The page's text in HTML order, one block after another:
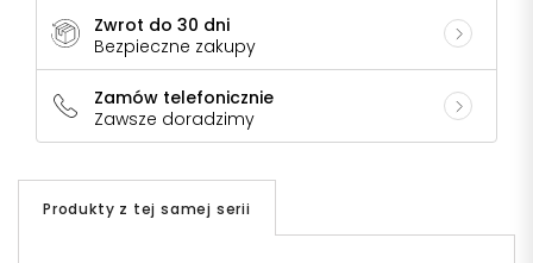
Zwrot do 30 dni
Bezpieczne zakupy
Zamów telefonicznie
Zawsze doradzimy
Produkty z tej samej serii